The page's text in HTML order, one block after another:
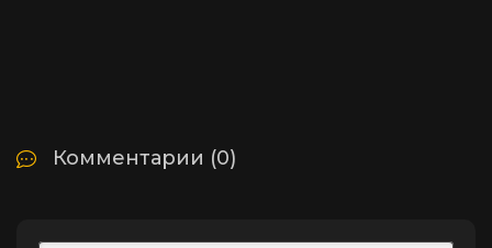
Комментарии (0)